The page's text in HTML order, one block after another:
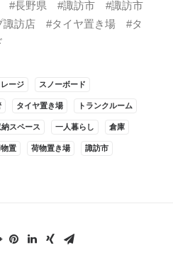
長野県 #諏訪市 #諏訪市
諏訪店 #タイヤ置き場 #タ
ージ スノーボード
タイヤ置き場 トランクルーム
スペース 一人暮らし 倉庫
置 荷物置き場 諏訪市